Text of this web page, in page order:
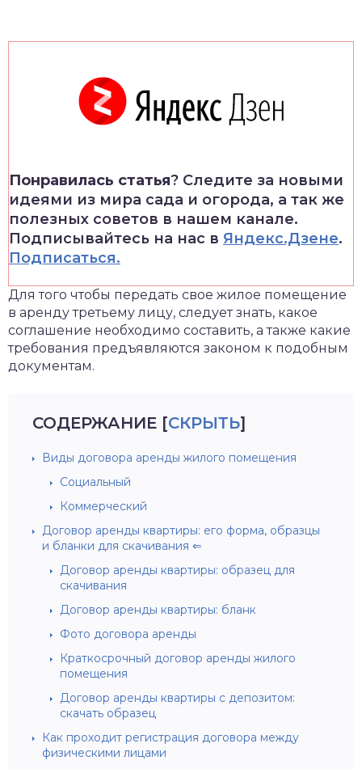
Понравилась статья? Следите за новыми
идеями из мира сада и огорода, а так же
полезных советов в нашем канале.
Подписывайтесь на нас в Яндекс.Дзене.
Подписаться.
Для того чтобы передать свое жилое помещение
в аренду третьему лицу, следует знать, какое
соглашение необходимо составить, а также какие
требования предъявляются законом к подобным
документам.
СОДЕРЖАНИЕ [СКРЫТЬ]
Виды договора аренды жилого помещения
Социальный
Коммерческий
Договор аренды квартиры: его форма, образцы
и бланки для скачивания ⇐
Договор аренды квартиры: образец для
скачивания
Договор аренды квартиры: бланк
Фото договора аренды
Краткосрочный договор аренды жилого
помещения
Договор аренды квартиры с депозитом:
скачать образец
Как проходит регистрация договора между
физическими лицами